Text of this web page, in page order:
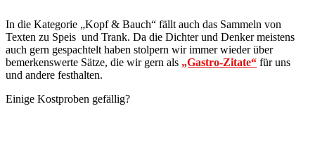
In die Kategorie „Kopf & Bauch“ fällt auch das Sammeln von
Texten zu Speis und Trank. Da die Dichter und Denker meistens
auch gern gespachtelt haben stolpern wir immer wieder über
bemerkenswerte Sätze, die wir gern als „Gastro-Zitate“ für uns
und andere festhalten.
Einige Kostproben gefällig?